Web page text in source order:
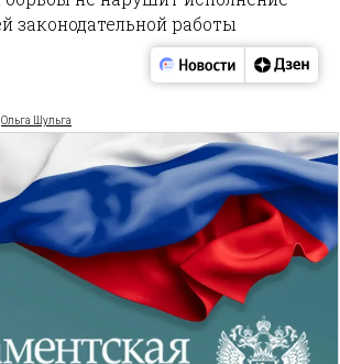
законодательной работы
Ольга Шульга